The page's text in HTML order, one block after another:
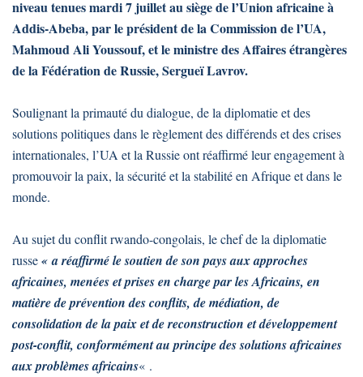
niveau tenues mardi 7 juillet au siège de l’Union africaine à
Addis-Abeba, par le président de la Commission de l’UA,
Mahmoud Ali Youssouf, et le ministre des Affaires étrangères
de la Fédération de Russie, Sergueï Lavrov.
Soulignant la primauté du dialogue, de la diplomatie et des
solutions politiques dans le règlement des différends et des crises
internationales, l’UA et la Russie ont réaffirmé leur engagement à
promouvoir la paix, la sécurité et la stabilité en Afrique et dans le
monde.
Au sujet du conflit rwando-congolais, le chef de la diplomatie
russe« a réaffirmé le soutien de son pays aux approches
africaines, menées et prises en charge par les Africains, en
matière de prévention des conflits, de médiation, de
consolidation de la paix et de reconstruction et développement
post-conflit, conformément au principe des solutions africaines
aux problèmes africains« .